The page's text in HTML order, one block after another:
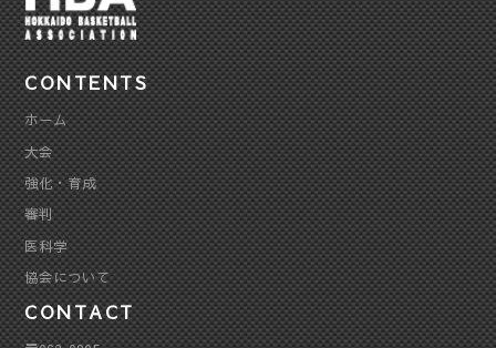
CONTENTS
ホーム
大会
強化・育成
審判
医科学
協会について
CONTACT